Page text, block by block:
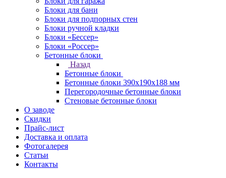
Блоки для бани
Блоки для подпорных стен
Блоки ручной кладки
Блоки «Бессер»
Блоки «Россер»
Бетонные блоки
Назад
Бетонные блоки
Бетонные блоки 390х190х188 мм
Перегородочные бетонные блоки
Стеновые бетонные блоки
О заводе
Скидки
Прайс-лист
Доставка и оплата
Фотогалерея
Статьи
Контакты